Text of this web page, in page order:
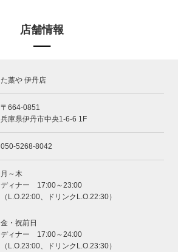
店舗情報
た藁や 伊丹店
〒664-0851
兵庫県伊丹市中央1-6-6 1F
050-5268-8042
月～木
ディナー 17:00～23:00
（L.O.22:00、ドリンクL.O.22:30）
金・祝前日
ディナー 17:00～24:00
（L.O.23:00、ドリンクL.O.23:30）